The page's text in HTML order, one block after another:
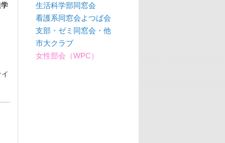
生活科学部同窓会
看護系同窓会よつば会
支部・ゼミ同窓会・他
市大クラブ
女性部会（WPC）